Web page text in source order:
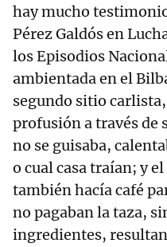
hay mucho
Pérez Galdós en
los Episodios
ambientada en el
segundo sitio
profusión a través de
no se guisaba,
o cual casa traían; y
también hacía café
no pagaban la taza,
ingredientes,